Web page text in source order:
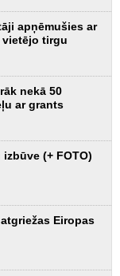
apņēmušies ar
tirgu
nekā 50
ar grants
(+ FOTO)
Eiropas